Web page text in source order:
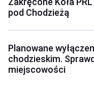
pod Chodzieżą
Planowane
chodzieskim.
miejscowości